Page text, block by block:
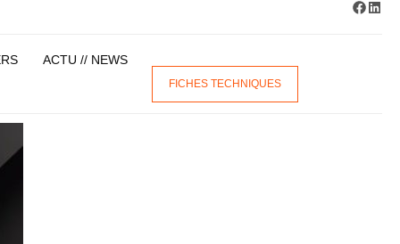
ACTU // NEWS
FICHES TECHNIQUES